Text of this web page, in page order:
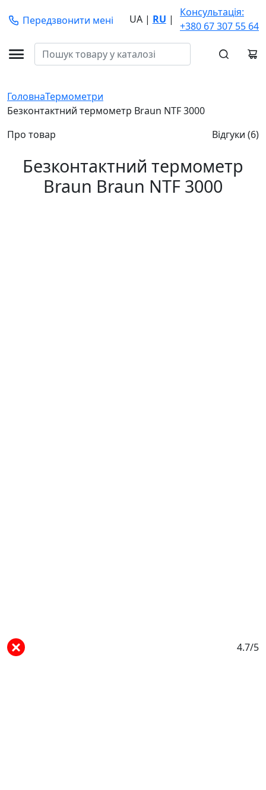
Передзвонити мені UA | RU |
Консультація:
+380 67 307 55 64
ГоловнаТермометри
Безконтактний термометр Braun NTF 3000
Про товар
Відгуки (6)
Безконтактний термометр
Braun Braun NTF 3000
4.7/5